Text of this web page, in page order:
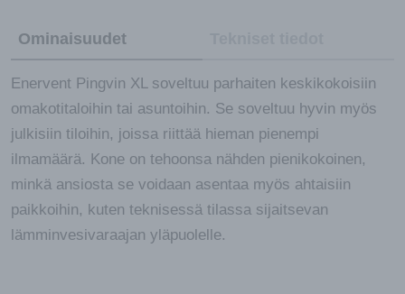
Ominaisuudet
Enervent Pingvin XL soveltuu parhaiten keskikokoisiin
omakotitaloihin tai asuntoihin. Se soveltuu hyvin myös
julkisiin tiloihin, joissa riittää hieman pienempi
ilmamäärä. Kone on tehoonsa nähden pienikokoinen,
minkä ansiosta se voidaan asentaa myös ahtaisiin
paikkoihin, kuten teknisessä tilassa sijaitsevan
lämminvesivaraajan yläpuolelle.